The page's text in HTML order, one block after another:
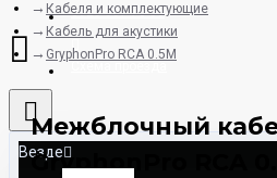
8925-507-78-06
Везде
Кабеля и комплектующие
Кабель для акустики
GryphonPro RCA 0.5M
Межблочный
GryphonPro RCA